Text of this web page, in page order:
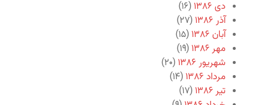
دی ۱۳۸۶
(۱۶)
آذر ۱۳۸۶
(۲۷)
آبان ۱۳۸۶
(۱۵)
مهر ۱۳۸۶
(۱۹)
شهریور ۱۳۸۶
(۲۰)
مرداد ۱۳۸۶
(۱۴)
تیر ۱۳۸۶
(۱۷)